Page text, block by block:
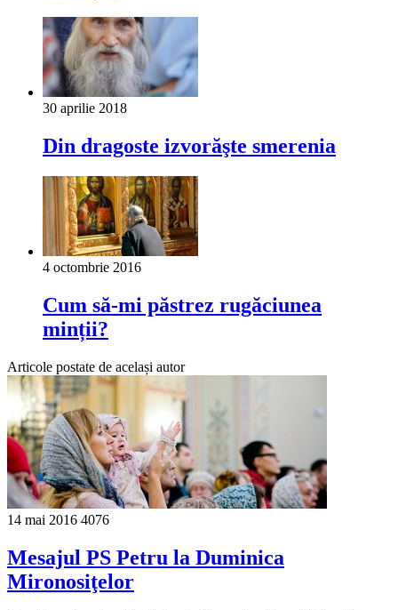
30 aprilie 2018
Din dragoste izvorăşte smerenia
4 octombrie 2016
Cum să-mi păstrez rugăciunea
minții?
Articole postate de același autor
14 mai 2016 4076
Mesajul PS Petru la Duminica
Mironosiţelor